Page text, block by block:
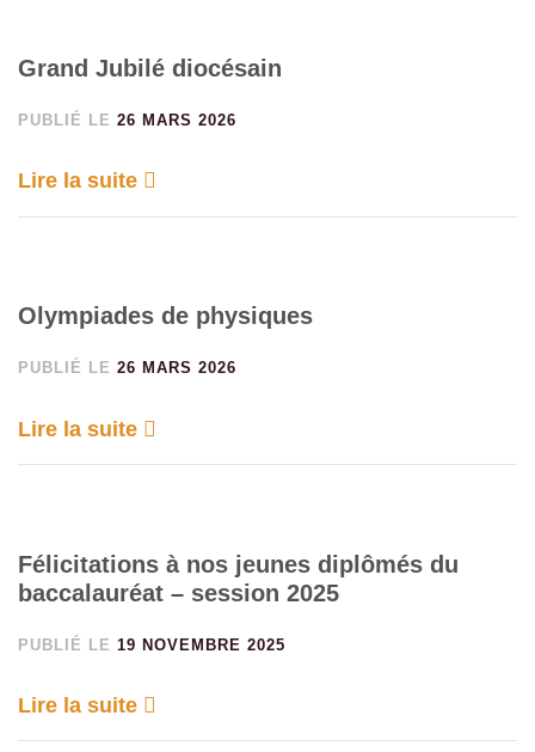
Grand Jubilé diocésain
PUBLIÉ LE 26 MARS 2026
Lire la suite
Olympiades de physiques
PUBLIÉ LE 26 MARS 2026
Lire la suite
Félicitations à nos jeunes diplômés du
baccalauréat – session 2025
PUBLIÉ LE 19 NOVEMBRE 2025
Lire la suite